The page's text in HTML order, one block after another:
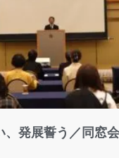
、発展誓う／同窓